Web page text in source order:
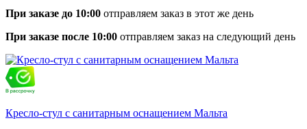
При заказе до 10:00 отправляем заказ в этот же день
При заказе после 10:00 отправляем заказ на следующий день
Кресло-стул с санитарным оснащением Мальта